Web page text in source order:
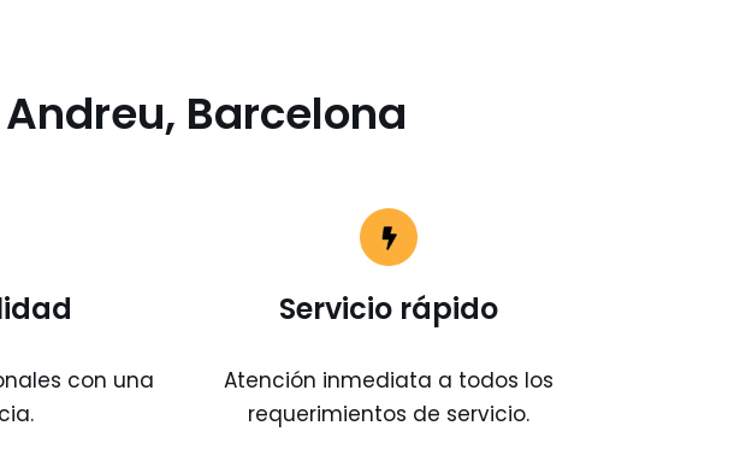
Barcelona
con una
Servicio rápido
Atención inmediata a todos los
requerimientos de servicio.